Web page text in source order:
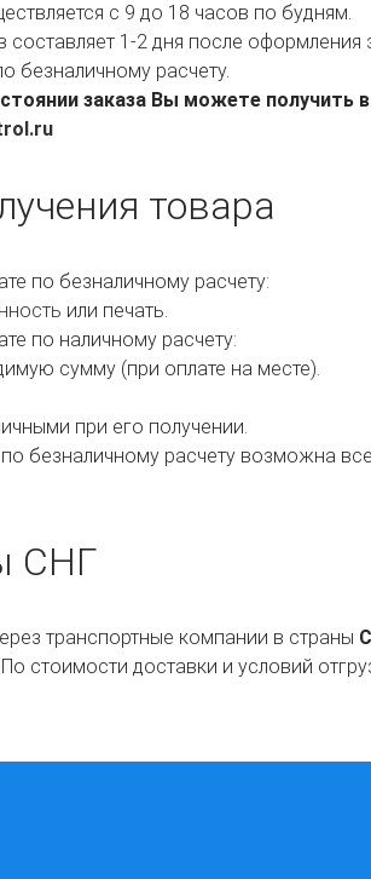
с 9 до 18 часов по будням.
составляет 1-2 дня после
безналичному расчету.
заказа Вы можете получить
товара
по безналичному расчету:
или печать.
по наличному расчету:
сумму (при оплате на месте).
при его получении.
безналичному расчету возможна
СНГ
транспортные компании в страны
По стоимости доставки и условий